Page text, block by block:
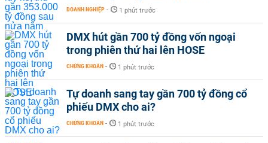
DOANH NGHIỆP - 1 phút trước
DMX hút gần 700 tỷ đồng vốn ngoại
trong phiên thứ hai lên HOSE
CHỨNG KHOÁN - 1 phút trước
Tự doanh sang tay gần 700 tỷ đồng cổ
phiếu DMX cho ai?
CHỨNG KHOÁN - 1 phút trước